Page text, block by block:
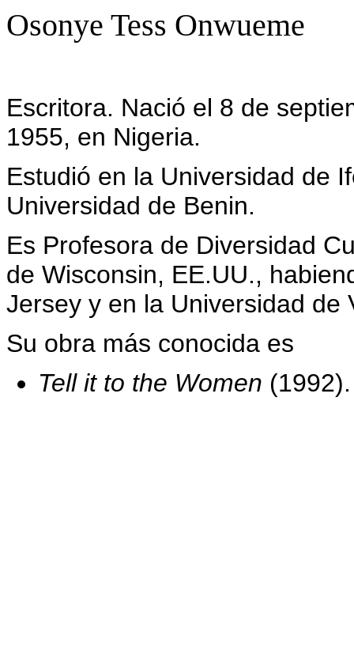
Osonye Tess Onwueme
Escritora. Nació el 8 de
1955, en Nigeria.
Estudió en la Universidad de
Universidad de Benin.
Es Profesora de Diversidad
de Wisconsin, EE.UU.,
Jersey y en la Universidad
Su obra más conocida es
Tell it to the Women (1992).